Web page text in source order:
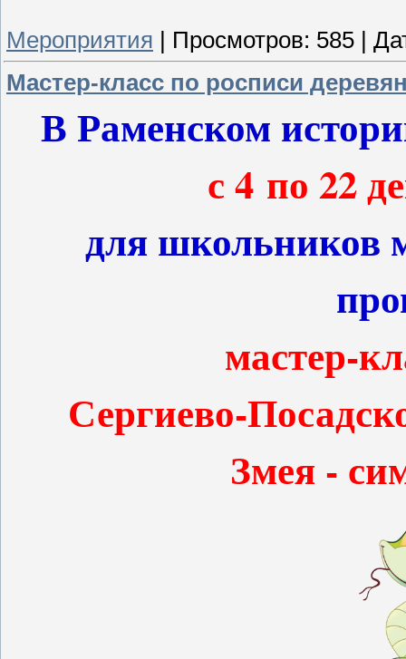
Мероприятия | Просмотров: 585 |
Мастер-класс по росписи
В Раменском
с 4 по 22
для школьников
мастер-
Сергиево-
Змея -